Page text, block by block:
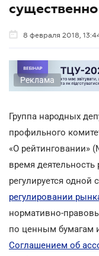
8 февраля 2018,
Реклама
Группа народных
профильного
«О рейтинговании»
время деятельность
регулируется одной
регулировании
нормативно-
по ценным бумагам
Соглашением об